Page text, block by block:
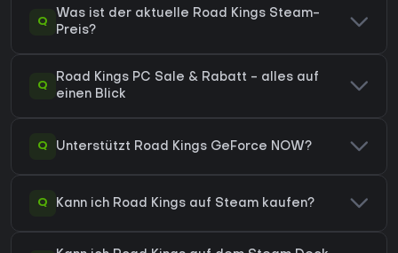
Q
Was ist der aktuelle Road Kings Steam-
Preis?
Q
Road Kings PC Sale & Rabatt - alles auf
einen Blick
Q Unterstützt Road Kings GeForce NOW?
Q Kann ich Road Kings auf Steam kaufen?